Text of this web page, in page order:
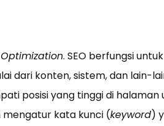
. SEO berfungsi untuk
dari konten, sistem, dan lain-
posisi yang tinggi di halaman
mengatur kata kunci (keyword)